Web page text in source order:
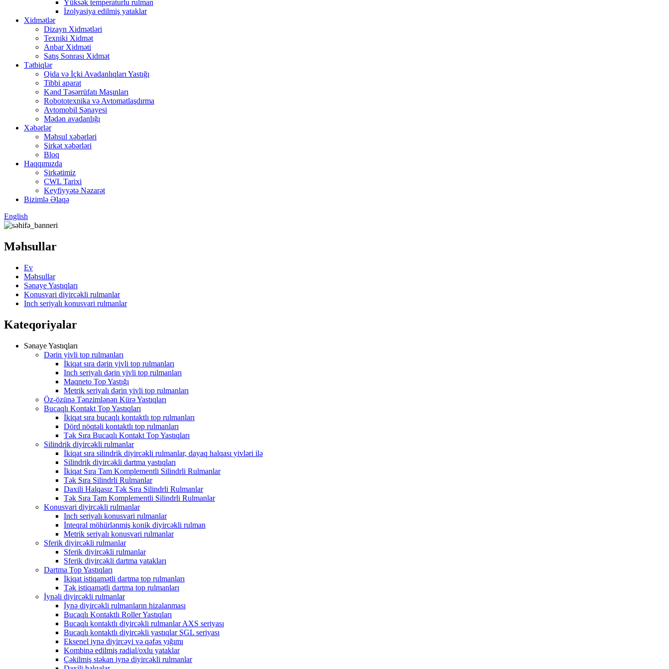
Yüksək temperaturlu rulman
İzolyasiya edilmiş yataklar
Xidmətlər
Dizayn Xidmətləri
Texniki Xidmət
Anbar Xidməti
Satış Sonrası Xidmət
Tətbiqlər
Qida və İçki Avadanlıqları Yastığı
Tibbi aparat
Kənd Təsərrüfatı Maşınları
Robototexnika və Avtomatlaşdırma
Avtomobil Sənayesi
Mədən avadanlığı
Xəbərlər
Məhsul xəbərləri
Şirkət xəbərləri
Bloq
Haqqımızda
Şirkətimiz
CWL Tarixi
Keyfiyyətə Nəzarət
Bizimlə Əlaqə
English
Məhsullar
Ev
Məhsullar
Sənaye Yastıqları
Konusvari diyircəkli rulmanlar
Inch seriyalı konusvari rulmanlar
Kateqoriyalar
Sənaye Yastıqları
Dərin yivli top rulmanları
İkiqat sıra dərin yivli top rulmanları
Inch seriyalı dərin yivli top rulmanları
Maqneto Top Yastığı
Metrik seriyalı dərin yivli top rulmanları
Öz-özünə Tənzimlənən Kürə Yastıqları
Bucaqlı Kontakt Top Yastıqları
İkiqat sıra bucaqlı kontaktlı top rulmanları
Dörd nöqtəli kontaktlı top rulmanları
Tək Sıra Bucaqlı Kontakt Top Yastıqları
Silindrik diyircəkli rulmanlar
İkiqat sıra silindrik diyircəkli rulmanlar, dayaq halqası yivləri ilə
Silindrik diyircəkli dartma yastıqları
İkiqat Sıra Tam Komplementli Silindrli Rulmanlar
Tək Sıra Silindrli Rulmanlar
Daxili Halqasız Tək Sıra Silindrli Rulmanlar
Tək Sıra Tam Komplementli Silindrli Rulmanlar
Konusvari diyircəkli rulmanlar
Inch seriyalı konusvari rulmanlar
İnteqral möhürlənmiş konik diyircəkli rulman
Metrik seriyalı konusvari rulmanlar
Sferik diyircəkli rulmanlar
Sferik diyircəkli rulmanlar
Sferik diyircəkli dartma yatakları
Dartma Top Yastıqları
İkiqat istiqamətli dartma top rulmanları
Tək istiqamətli dartma top rulmanları
İynəli diyircəkli rulmanlar
İynə diyircəkli rulmanların hizalanması
Bucaqlı Kontaktlı Roller Yastıqları
Bucaqlı kontaktlı diyircəkli rulmanlar AXS seriyası
Bucaqlı kontaktlı diyircəkli yastıqlar SGL seriyası
Eksenel iynə diyircəyi və qəfəs yığımı
Kombinə edilmiş radial/oxlu yataklar
Çəkilmiş stəkan iynə diyircəkli rulmanlar